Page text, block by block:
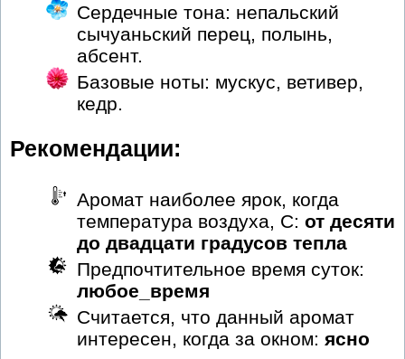
Сердечные тона: непальский
сычуаньский перец, полынь,
абсент.
Базовые ноты: мускус, ветивер,
кедр.
Рекомендации:
Аромат наиболее ярок, когда
температура воздуха, С: от десяти
до двадцати градусов тепла
Предпочтительное время суток:
любое_время
Считается, что данный аромат
интересен, когда за окном: ясно